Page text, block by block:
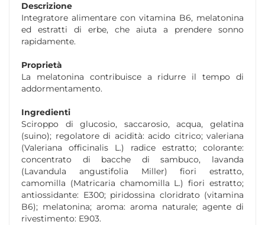
Descrizione
Integratore alimentare con vitamina B6, melatonina
ed estratti di erbe, che aiuta a prendere sonno
rapidamente.
Proprietà
La melatonina contribuisce a ridurre il tempo di
addormentamento.
Ingredienti
Sciroppo di glucosio, saccarosio, acqua, gelatina
(suino); regolatore di acidità: acido citrico; valeriana
(Valeriana officinalis L.) radice estratto; colorante:
concentrato di bacche di sambuco, lavanda
(Lavandula angustifolia Miller) fiori estratto,
camomilla (Matricaria chamomilla L.) fiori estratto;
antiossidante: E300; piridossina cloridrato (vitamina
B6); melatonina; aroma: aroma naturale; agente di
rivestimento: E903.